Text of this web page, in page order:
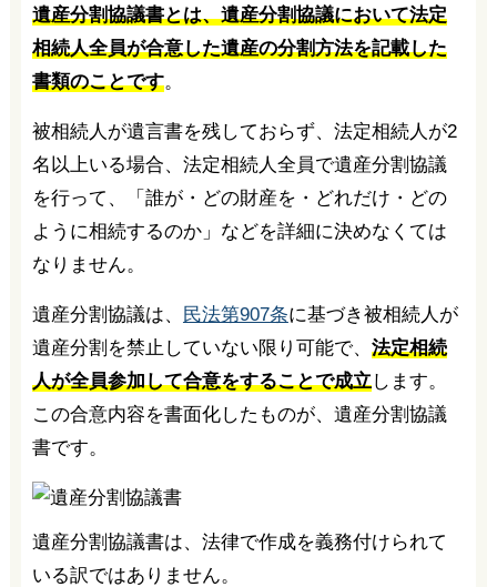
遺産分割協議書とは、遺産分割協議において法定
相続人全員が合意した遺産の分割方法を記載した
書類のことです。
被相続人が遺言書を残しておらず、法定相続人が2
名以上いる場合、法定相続人全員で遺産分割協議
を行って、「誰が・どの財産を・どれだけ・どの
ように相続するのか」などを詳細に決めなくては
なりません。
遺産分割協議は、 民法第907条に基づき被相続人が
遺産分割を禁止していない限り可能で、 法定相続
人が全員参加して合意をすることで成立します。
この合意内容を書面化したものが、遺産分割協議
書です。
遺産分割協議書は、法律で作成を義務付けられて
いる訳ではありません。